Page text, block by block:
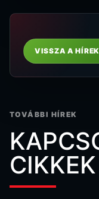
VISSZA A
TOVÁBBI HÍREK
CIKKEK